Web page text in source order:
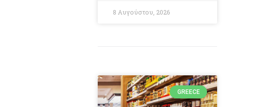
8 Αυγούστου, 2026
GREECE